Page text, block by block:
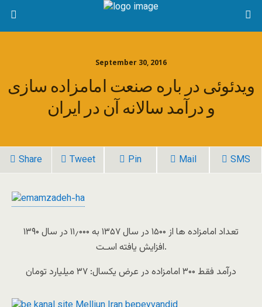
September 30, 2016
ویدئوئی در باره صنعت امامزاده سازی
و درآمد سالانه آن در ایران
Share Tweet Pin Mail SMS
تعداد امامزاده ها از ۱۵۰۰ در سال ۱۳۵۷ به ۱۱٫۰۰۰ در سال ۱۳۹۰
افزایش یافته اسـت.
درآمد فقط ۳۰۰ امامزاده در عرض یکسال: ۳۷ میلیارد تومان